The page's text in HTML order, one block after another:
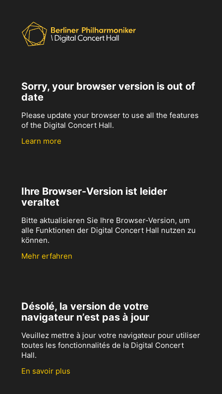
Sorry, your browser version is out of
date
Please update your browser to use all the features
of the Digital Concert Hall.
Learn more
Ihre Browser-Version ist leider
veraltet
Bitte aktualisieren Sie Ihre Browser-Version, um
alle Funktionen der Digital Concert Hall nutzen zu
können.
Mehr erfahren
Désolé, la version de votre
navigateur n’est pas à jour
Veuillez mettre à jour votre navigateur pour utiliser
toutes les fonctionnalités de la Digital Concert
Hall.
En savoir plus